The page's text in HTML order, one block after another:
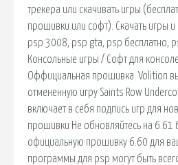
трекера или скачивать игры
прошивки или софт). Скачать игры и
psp 3008, psp gta, psp бесплатно,
Консольные игры / Софт для
Оффициальная прошивка. Volition
отмененную игру Saints Row
включает в себя подпись игр для
прошивки Не обновляйтесь на 6.61
официальную прошивку 6.60 для
программы для psp могут быть